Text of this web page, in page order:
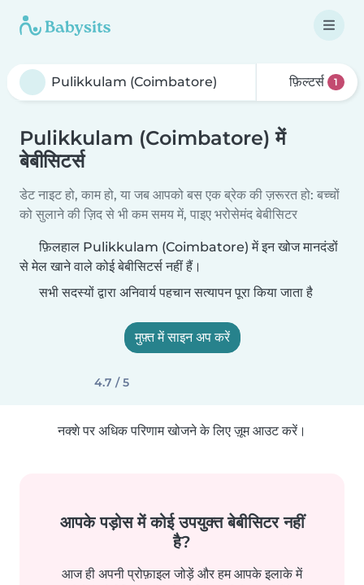
फ़िल्टर्स 1
Pulikkulam (Coimbatore) में
बेबीसिटर्स
डेट नाइट हो, काम हो, या जब आपको बस एक ब्रेक की ज़रूरत हो: बच्चों
को सुलाने की ज़िद से भी कम समय में, पाइए भरोसेमंद बेबीसिटर
फ़िलहाल Pulikkulam (Coimbatore) में इन खोज मानदंडों
से मेल खाने वाले कोई बेबीसिटर्स नहीं हैं।
सभी सदस्यों द्वारा अनिवार्य पहचान सत्यापन पूरा किया जाता है
मुफ़्त में साइन अप करें
4.7 / 5
नक्शे पर अधिक परिणाम खोजने के लिए ज़ूम आउट करें।
आपके पड़ोस में कोई उपयुक्त बेबीसिटर नहीं
है?
आज ही अपनी प्रोफ़ाइल जोड़ें और हम आपके इलाके में